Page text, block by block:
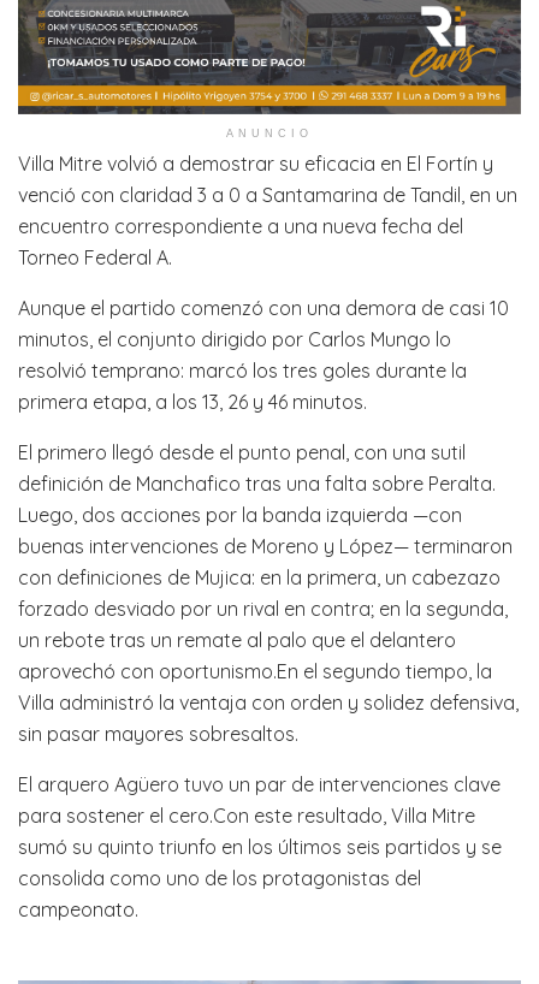
ANUNCIO
Villa Mitre volvió a demostrar su eficacia en El Fortín y
venció con claridad 3 a 0 a Santamarina de Tandil, en un
encuentro correspondiente a una nueva fecha del
Torneo Federal A.
Aunque el partido comenzó con una demora de casi 10
minutos, el conjunto dirigido por Carlos Mungo lo
resolvió temprano: marcó los tres goles durante la
primera etapa, a los 13, 26 y 46 minutos.
El primero llegó desde el punto penal, con una sutil
definición de Manchafico tras una falta sobre Peralta.
Luego, dos acciones por la banda izquierda —con
buenas intervenciones de Moreno y López— terminaron
con definiciones de Mujica: en la primera, un cabezazo
forzado desviado por un rival en contra; en la segunda,
un rebote tras un remate al palo que el delantero
aprovechó con oportunismo.En el segundo tiempo, la
Villa administró la ventaja con orden y solidez defensiva,
sin pasar mayores sobresaltos.
El arquero Agüero tuvo un par de intervenciones clave
para sostener el cero.Con este resultado, Villa Mitre
sumó su quinto triunfo en los últimos seis partidos y se
consolida como uno de los protagonistas del
campeonato.